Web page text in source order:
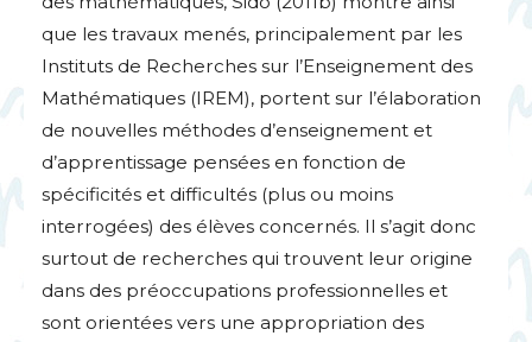
que les travaux menés, principalement par les
Instituts de Recherches sur l’Enseignement des
Mathématiques (IREM), portent sur l’élaboration
de nouvelles méthodes d’enseignement et
d’apprentissage pensées en fonction de
spécificités et difficultés (plus ou moins
interrogées) des élèves concernés. Il s’agit donc
surtout de recherches qui trouvent leur origine
dans des préoccupations professionnelles et
sont orientées vers une appropriation des